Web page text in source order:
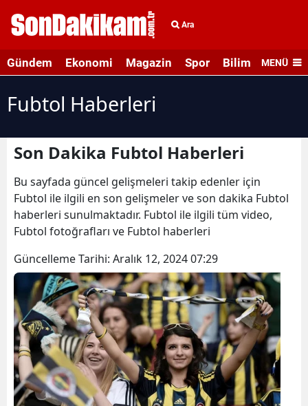
Ara
Gündem Ekonomi Magazin Spor Bilim veMENÜ
Fubtol Haberleri
Son Dakika Fubtol Haberleri
Bu sayfada güncel gelişmeleri takip edenler için
Fubtol ile ilgili en son gelişmeler ve son dakika Fubtol
haberleri sunulmaktadır. Fubtol ile ilgili tüm video,
Fubtol fotoğrafları ve Fubtol haberleri
Güncelleme Tarihi: Aralık 12, 2024 07:29